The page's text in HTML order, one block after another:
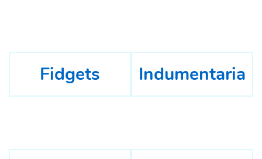
Fidgets Indumentaria